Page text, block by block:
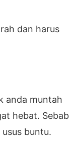
dan harus
anda muntah
hebat. Sebab
buntu.